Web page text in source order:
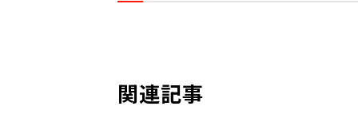
関連記事